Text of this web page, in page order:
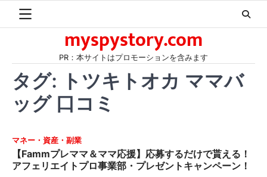
myspystory.com
PR：本サイトはプロモーションを含みます
タグ: トツキトオカ ママバ
ッグ 口コミ
マネー・資産・副業
【Fammプレママ＆ママ応援】応募するだけで貰える！
アフェリエイトプロ事業部・プレゼントキャンペーン！